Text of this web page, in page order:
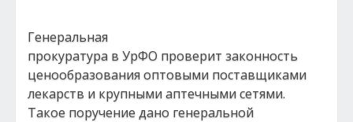
Генеральная
прокуратура в УрФО проверит законность
ценообразования оптовыми поставщиками
лекарств и крупными аптечными сетями.
Такое поручение дано генеральной